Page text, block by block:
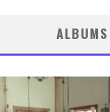
ALBUMS